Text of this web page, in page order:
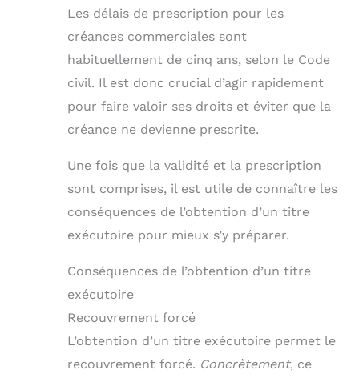
Les délais de prescription pour les
créances commerciales sont
habituellement de cinq ans, selon le Code
civil. Il est donc crucial d’agir rapidement
pour faire valoir ses droits et éviter que la
créance ne devienne prescrite.
Une fois que la validité et la prescription
sont comprises, il est utile de connaître les
conséquences de l’obtention d’un titre
exécutoire pour mieux s’y préparer.
Conséquences de l’obtention d’un titre
exécutoire
Recouvrement forcé
L’obtention d’un titre exécutoire permet le
recouvrement forcé. Concrètement, ce